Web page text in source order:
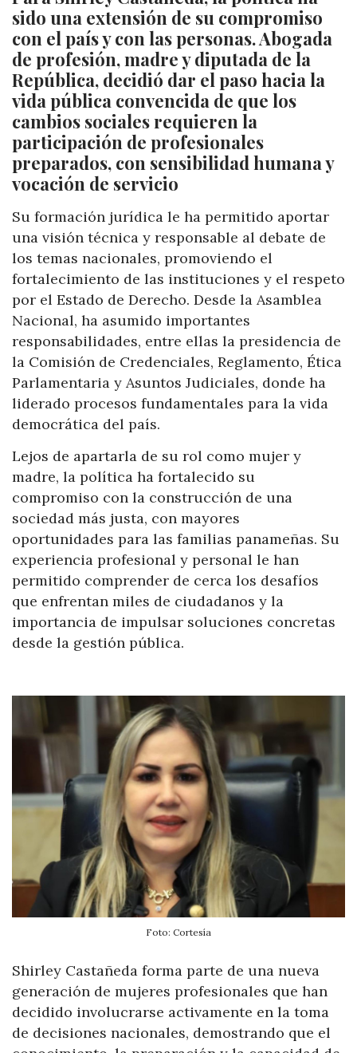
sido una extensión de su compromiso
con el país y con las personas. Abogada
de profesión, madre y diputada de la
República, decidió dar el paso hacia la
vida pública convencida de que los
cambios sociales requieren la
participación de profesionales
preparados, con sensibilidad humana y
vocación de servicio
Su formación jurídica le ha permitido aportar
una visión técnica y responsable al debate de
los temas nacionales, promoviendo el
fortalecimiento de las instituciones y el respeto
por el Estado de Derecho. Desde la Asamblea
Nacional, ha asumido importantes
responsabilidades, entre ellas la presidencia de
la Comisión de Credenciales, Reglamento, Ética
Parlamentaria y Asuntos Judiciales, donde ha
liderado procesos fundamentales para la vida
democrática del país.
Lejos de apartarla de su rol como mujer y
madre, la política ha fortalecido su
compromiso con la construcción de una
sociedad más justa, con mayores
oportunidades para las familias panameñas. Su
experiencia profesional y personal le han
permitido comprender de cerca los desafíos
que enfrentan miles de ciudadanos y la
importancia de impulsar soluciones concretas
desde la gestión pública.
Foto: Cortesía
Shirley Castañeda forma parte de una nueva
generación de mujeres profesionales que han
decidido involucrarse activamente en la toma
de decisiones nacionales, demostrando que el